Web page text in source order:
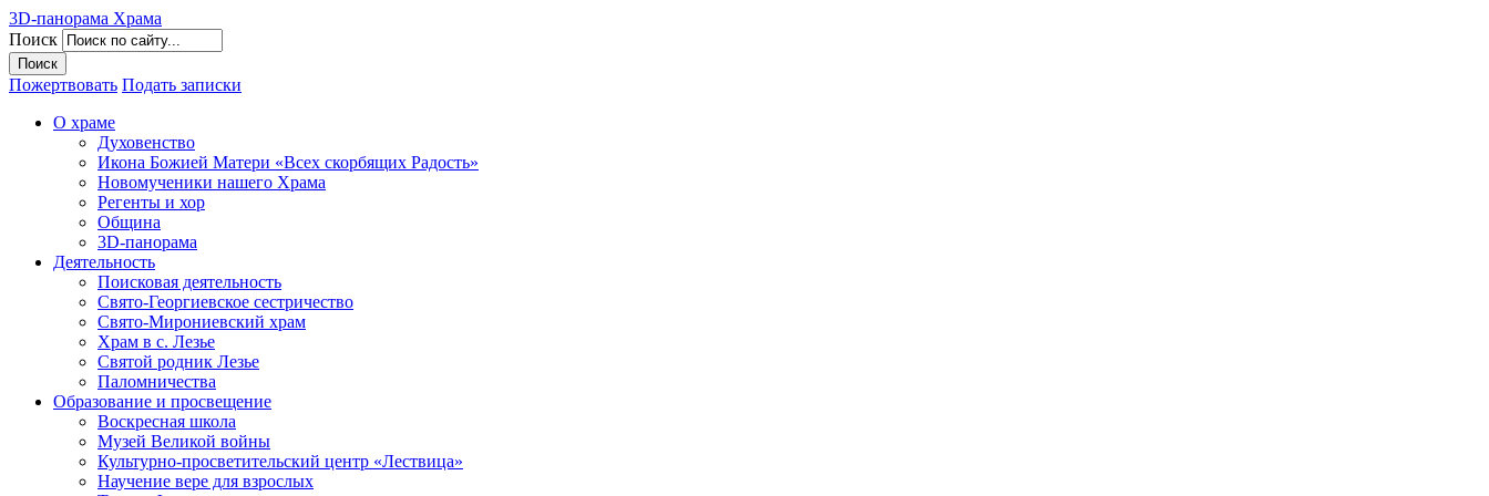
3D-панорама Храма
Поиск
Пожертвовать Подать записки
О храме
Духовенство
Икона Божией Матери «Всех скорбящих Радость»
Новомученики нашего Храма
Регенты и хор
Община
3D-панорама
Деятельность
Поисковая деятельность
Свято-Георгиевское сестричество
Свято-Мирониевский храм
Храм в с. Лезье
Святой родник Лезье
Паломничества
Образование и просвещение
Воскресная школа
Музей Великой войны
Культурно-просветительский центр «Лествица»
Научение вере для взрослых